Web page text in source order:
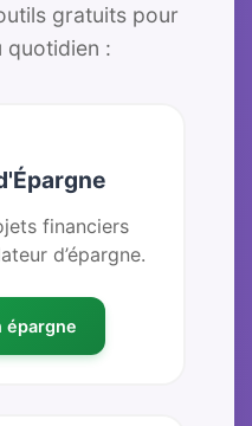
gratuits pour
quotidien :
financiers
d’épargne.
épargne